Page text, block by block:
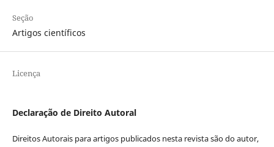
Seção
Artigos científicos
Licença
Declaração de Direito Autoral
Direitos Autorais para artigos publicados nesta revista são do autor,